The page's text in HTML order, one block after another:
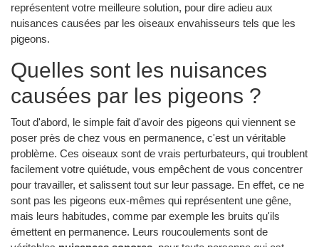
représentent votre meilleure solution, pour dire adieu aux
nuisances causées par les oiseaux envahisseurs tels que les
pigeons.
Quelles sont les nuisances
causées par les pigeons ?
Tout d'abord, le simple fait d'avoir des pigeons qui viennent se
poser près de chez vous en permanence, c'est un véritable
problème. Ces oiseaux sont de vrais perturbateurs, qui troublent
facilement votre quiétude, vous empêchent de vous concentrer
pour travailler, et salissent tout sur leur passage. En effet, ce ne
sont pas les pigeons eux-mêmes qui représentent une gêne,
mais leurs habitudes, comme par exemple les bruits qu'ils
émettent en permanence. Leurs roucoulements sont de